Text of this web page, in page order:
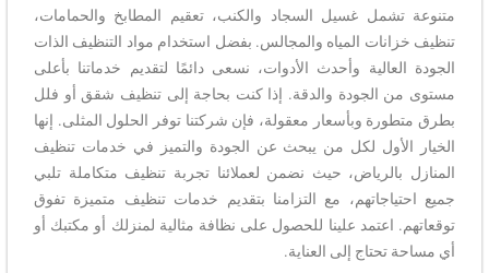
متنوعة تشمل غسيل السجاد والكنب، تعقيم المطابخ والحمامات،
تنظيف خزانات المياه والمجالس. بفضل استخدام مواد التنظيف الذات
الجودة العالية وأحدث الأدوات، نسعى دائمًا لتقديم خدماتنا بأعلى
مستوى من الجودة والدقة. إذا كنت بحاجة إلى تنظيف شقق أو فلل
بطرق متطورة وبأسعار معقولة، فإن شركتنا توفر الحلول المثلى. إنها
الخيار الأول لكل من يبحث عن الجودة والتميز في خدمات تنظيف
المنازل بالرياض، حيث نضمن لعملائنا تجربة تنظيف متكاملة تلبي
جميع احتياجاتهم، مع التزامنا بتقديم خدمات تنظيف متميزة تفوق
توقعاتهم. اعتمد علينا للحصول على نظافة مثالية لمنزلك أو مكتبك أو
أي مساحة تحتاج إلى العناية.